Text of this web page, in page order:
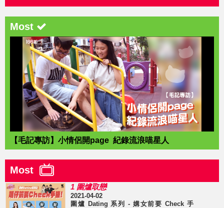
Most
【毛記專訪】小情侶開page 紀錄流浪喵星人
Most
1 圍爐取戀
2021-04-02
圍爐 Dating 系列 - 媾女前要 Check 手